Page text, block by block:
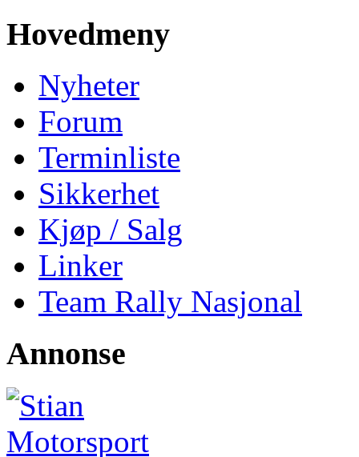
Hovedmeny
Nyheter
Forum
Terminliste
Sikkerhet
Kjøp / Salg
Linker
Team Rally Nasjonal
Annonse